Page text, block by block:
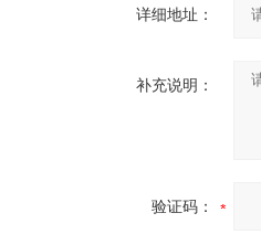
详细地址：
补充说明：
验证码：